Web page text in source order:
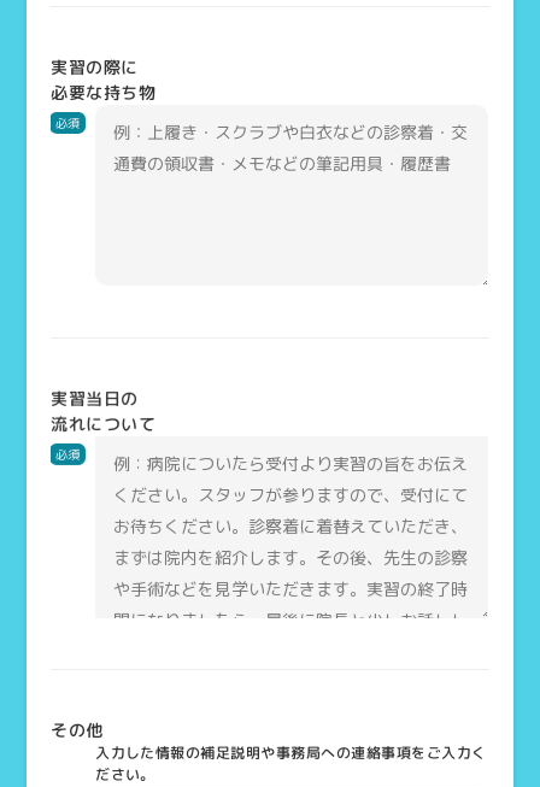
実習の際に
必要な持ち物
必須
実習当日の
流れについて
必須
その他
入力した情報の補足説明や事務局への連絡事項をご入力く
ださい。